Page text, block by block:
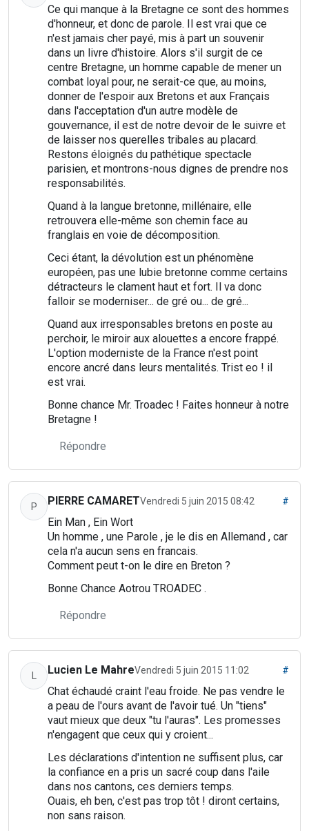
Ce qui manque à la Bretagne ce sont des hommes
d'honneur, et donc de parole. Il est vrai que ce
n'est jamais cher payé, mis à part un souvenir
dans un livre d'histoire. Alors s'il surgit de ce
centre Bretagne, un homme capable de mener un
combat loyal pour, ne serait-ce que, au moins,
donner de l'espoir aux Bretons et aux Français
dans l'acceptation d'un autre modèle de
gouvernance, il est de notre devoir de le suivre et
de laisser nos querelles tribales au placard.
Restons éloignés du pathétique spectacle
parisien, et montrons-nous dignes de prendre nos
responsabilités.
Quand à la langue bretonne, millénaire, elle
retrouvera elle-même son chemin face au
franglais en voie de décomposition.
Ceci étant, la dévolution est un phénomène
européen, pas une lubie bretonne comme certains
détracteurs le clament haut et fort. Il va donc
falloir se moderniser... de gré ou... de gré...
Quand aux irresponsables bretons en poste au
perchoir, le miroir aux alouettes a encore frappé.
L'option moderniste de la France n'est point
encore ancré dans leurs mentalités. Trist eo ! il
est vrai.
Bonne chance Mr. Troadec ! Faites honneur à notre
Bretagne !
Répondre
P PIERRE CAMARETVendredi 5 juin 2015 08:42 #
Ein Man , Ein Wort
Un homme , une Parole , je le dis en Allemand , car
cela n'a aucun sens en francais.
Comment peut t-on le dire en Breton ?
Bonne Chance Aotrou TROADEC .
Répondre
Lucien Le MahreVendredi 5 juin 2015 11:02 #
Chat échaudé craint l'eau froide. Ne pas vendre le
a peau de l'ours avant de l'avoir tué. Un "tiens"
vaut mieux que deux "tu l'auras". Les promesses
n'engagent que ceux qui y croient...
Les déclarations d'intention ne suffisent plus, car
la confiance en a pris un sacré coup dans l'aile
dans nos cantons, ces derniers temps.
Ouais, eh ben, c'est pas trop tôt ! diront certains,
non sans raison.